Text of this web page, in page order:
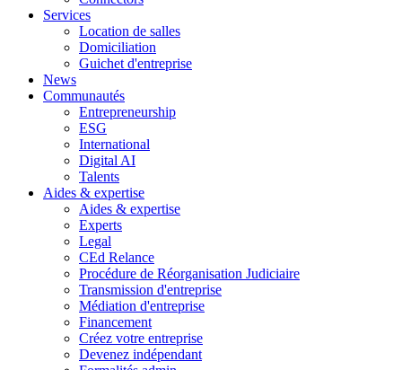
Services
Location de salles
Domiciliation
Guichet d'entreprise
News
Communautés
Entrepreneurship
ESG
International
Digital AI
Talents
Aides & expertise
Aides & expertise
Experts
Legal
CEd Relance
Procédure de Réorganisation Judiciaire
Transmission d'entreprise
Médiation d'entreprise
Financement
Créez votre entreprise
Devenez indépendant